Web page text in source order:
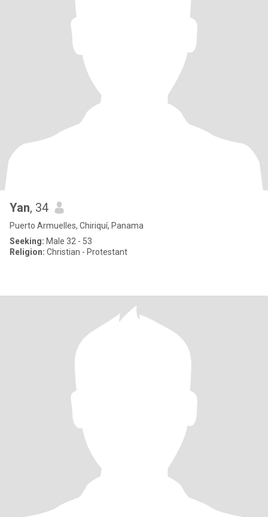
Yan, 34
Puerto Armuelles, Chiriquí, Panama
Seeking: Male 32 - 53
Religion: Christian - Protestant